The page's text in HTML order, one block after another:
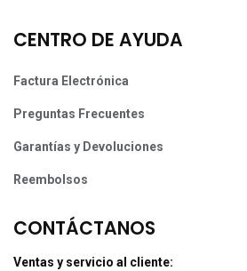
CENTRO DE AYUDA
Factura Electrónica
Preguntas Frecuentes
Garantías y Devoluciones
Reembolsos
CONTÁCTANOS
Ventas y servicio al cliente: